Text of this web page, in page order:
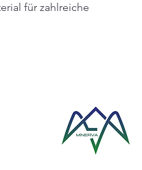
für zahlreiche